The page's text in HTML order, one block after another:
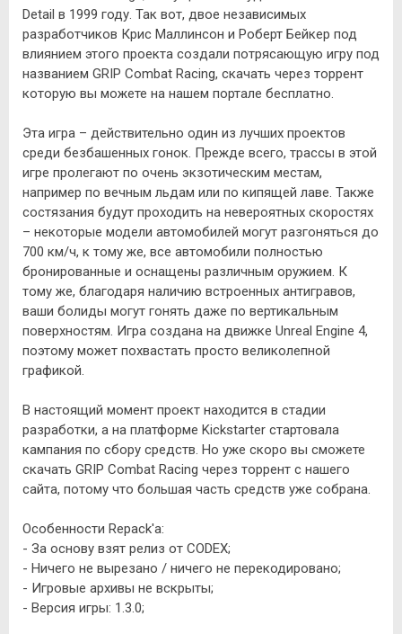
Detail в 1999 году. Так вот, двое независимых
разработчиков Крис Маллинсон и Роберт Бейкер под
влиянием этого проекта создали потрясающую игру под
названием GRIP Combat Racing, скачать через торрент
которую вы можете на нашем портале бесплатно.
Эта игра – действительно один из лучших проектов
среди безбашенных гонок. Прежде всего, трассы в этой
игре пролегают по очень экзотическим местам,
например по вечным льдам или по кипящей лаве. Также
состязания будут проходить на невероятных скоростях
– некоторые модели автомобилей могут разгоняться до
700 км/ч, к тому же, все автомобили полностью
бронированные и оснащены различным оружием. К
тому же, благодаря наличию встроенных антигравов,
ваши болиды могут гонять даже по вертикальным
поверхностям. Игра создана на движке Unreal Engine 4,
поэтому может похвастать просто великолепной
графикой.
В настоящий момент проект находится в стадии
разработки, а на платформе Kickstarter стартовала
кампания по сбору средств. Но уже скоро вы сможете
скачать GRIP Combat Racing через торрент с нашего
сайта, потому что большая часть средств уже собрана.
Особенности Repack'a:
- За основу взят релиз от CODEX;
- Ничего не вырезано / ничего не перекодировано;
- Игровые архивы не вскрыты;
- Версия игры: 1.3.0;